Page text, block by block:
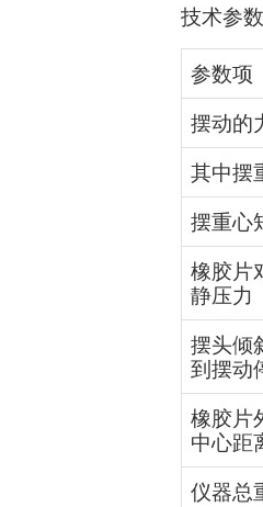
技术参
参数项
摆动的
其中摆
摆重心
橡胶片
静压力
摆头倾
到摆动
橡胶片
中心距
仪器总